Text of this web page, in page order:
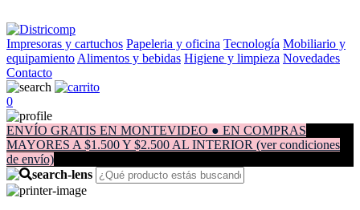
Impresoras y cartuchos Papeleria y oficina Tecnología Mobiliario y
equipamiento Alimentos y bebidas Higiene y limpieza Novedades
Contacto
0
ENVÍO GRATIS EN MONTEVIDEO ● EN COMPRAS
MAYORES A $1.500 Y $2.500 AL INTERIOR (ver condiciones
de envío)